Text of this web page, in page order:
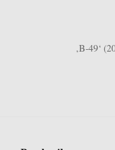
‚B-49‘